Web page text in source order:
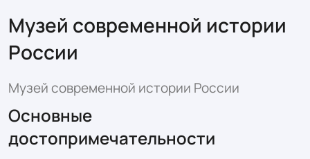
Музей современной истории
России
Музей современной истории России
Основные
достопримечательности